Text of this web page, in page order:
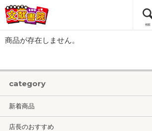
検索
会員登録
ログイン
商品が存在しません。
category
新着商品
店長のおすすめ